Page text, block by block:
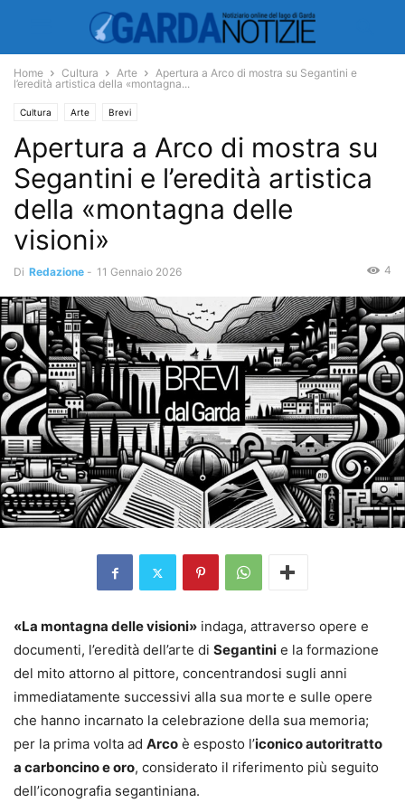
Home Cultura Arte
Apertura a Arco di mostra su Segantini e
l’eredità artistica della «montagna...
Cultura Arte Brevi
Apertura a Arco di mostra su
Segantini e l’eredità artistica
della «montagna delle
visioni»
Di Redazione - 11 Gennaio 2026 4
«La montagna delle visioni» indaga, attraverso opere e
documenti, l’eredità dell’arte di Segantini e la formazione
del mito attorno al pittore, concentrandosi sugli anni
immediatamente successivi alla sua morte e sulle opere
che hanno incarnato la celebrazione della sua memoria;
per la prima volta ad Arco è esposto l’iconico autoritratto
a carboncino e oro, considerato il riferimento più seguito
dell’iconografia segantiniana.